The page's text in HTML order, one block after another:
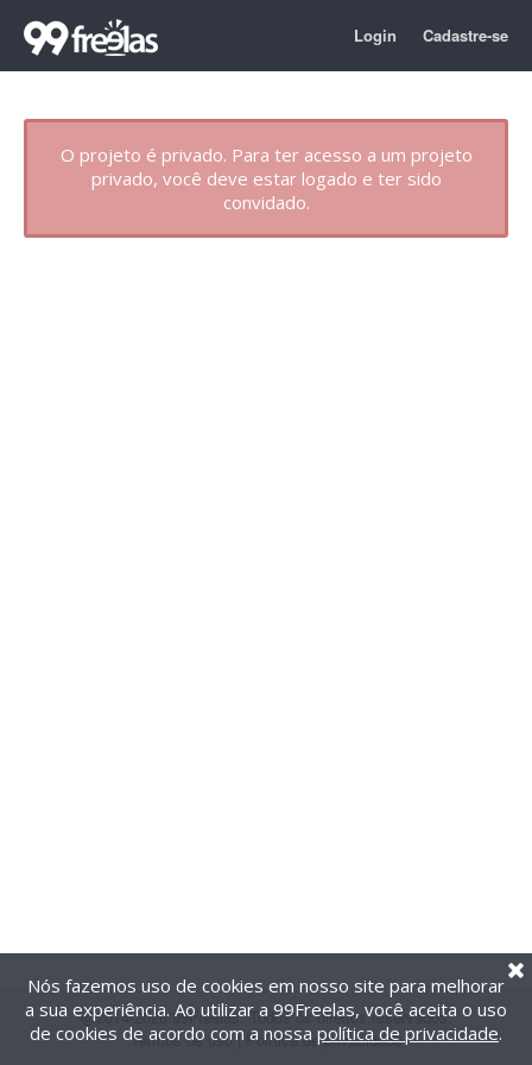
Login Cadastre-se
O projeto é privado. Para ter acesso a um projeto
privado, você deve estar logado e ter sido
convidado.
@2014-2026 99Freelas. Todos os direitos reservados.
Termos de uso| Política de privacidade
Nós fazemos uso de cookies em nosso site para melhorar
a sua experiência. Ao utilizar a 99Freelas, você aceita o uso
de cookies de acordo com a nossa política de privacidade.